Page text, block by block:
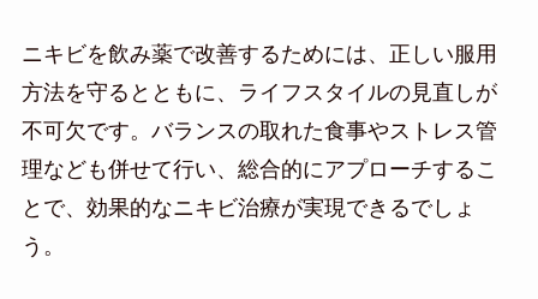
ニキビを飲み薬で改善するためには、正しい服用
方法を守るとともに、ライフスタイルの見直しが
不可欠です。バランスの取れた食事やストレス管
理なども併せて行い、総合的にアプローチするこ
とで、効果的なニキビ治療が実現できるでしょ
う。